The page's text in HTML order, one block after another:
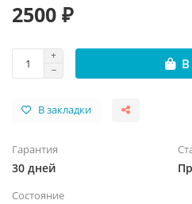
2500 ₽
В закладки
Гарантия
30 дней
Состояние